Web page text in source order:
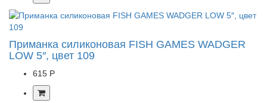
Приманка силиконовая FISH GAMES WADGER
LOW 5″, цвет 109
615 Р